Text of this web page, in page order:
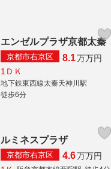
エンゼルプラザ京都太秦
京都市右京区 8.1万万円
1ＤＫ
地下鉄東西線太秦天神川駅
徒歩6分
ルミネスプラザ
京都市右京区 4.6万万円